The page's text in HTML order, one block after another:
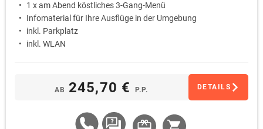
1 x am Abend köstliches 3-Gang-Menü
Infomaterial für Ihre Ausflüge in der Umgebung
inkl. Parkplatz
inkl. WLAN
AB 245,70 € P.P. DETAILS